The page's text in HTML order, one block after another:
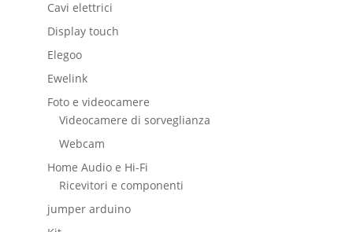
Cavi elettrici
Display touch
Elegoo
Ewelink
Foto e videocamere
Videocamere di sorveglianza
Webcam
Home Audio e Hi-Fi
Ricevitori e componenti
jumper arduino